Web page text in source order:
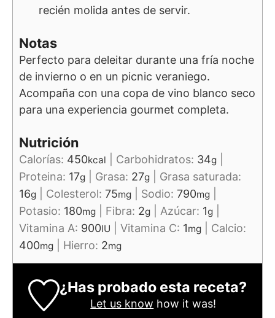
recién molida antes de servir.
Notas
Perfecto para deleitar durante una fría noche
de invierno o en un picnic veraniego.
Acompaña con una copa de vino blanco seco
para una experiencia gourmet completa.
Nutrición
Calorías: 450kcal Carbohidratos: 34g
Proteina: 17g Grasa: 27g
Grasa saturada:
16g Colesterol: 75mg Sodio: 790mg
Potasio: 180mg Fibra: 2g Azúcar: 1g
Vitamina A: 900IU Vitamina C: 1mg
Calcio:
400mg Hierro: 2mg
¿Has probado esta receta?
Let us know how it was!